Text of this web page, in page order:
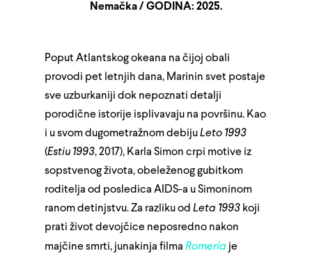
Nemačka / GODINA: 2025.
Poput Atlantskog okeana na čijoj obali
provodi pet letnjih dana, Marinin svet postaje
sve uzburkaniji dok nepoznati detalji
porodične istorije isplivavaju na površinu. Kao
i u svom dugometražnom debijuLeto 1993
(Estiu 1993, 2017), Karla Simon crpi motive iz
sopstvenog života, obeleženog gubitkom
roditelja od posledica AIDS-a u Simoninom
ranom detinjstvu. Za razliku od Leta 1993 koji
prati život devojčice neposredno nakon
majčine smrti, junakinja filma Romería je